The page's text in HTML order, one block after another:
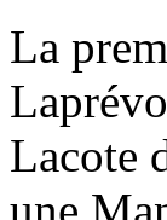
La
Lacote
une